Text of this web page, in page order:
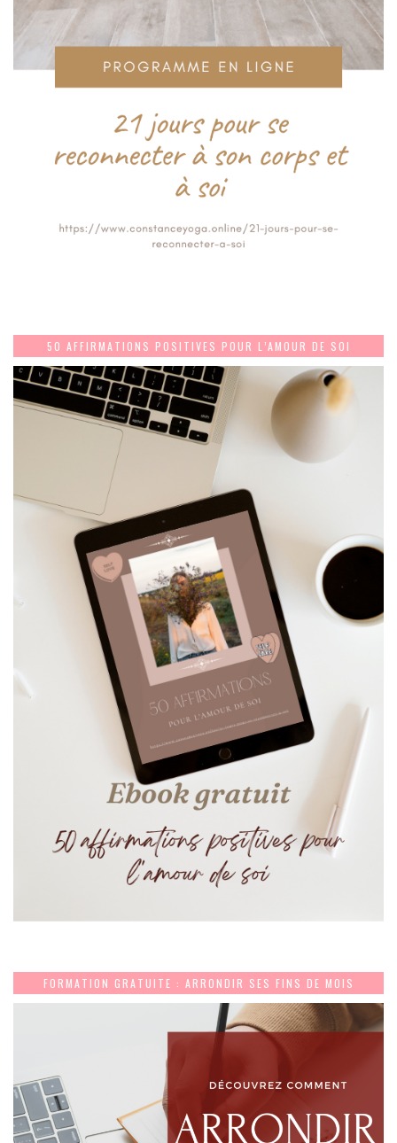
50 AFFIRMATIONS POSITIVES POUR L’AMOUR DE SOI
FORMATION GRATUITE : ARRONDIR SES FINS DE MOIS